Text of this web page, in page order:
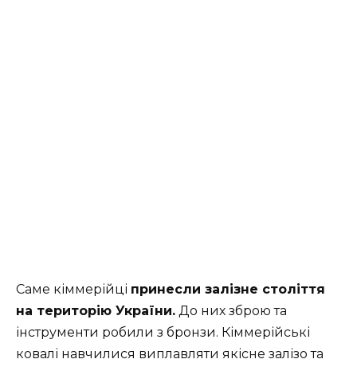
Саме кіммерійці принесли залізне століття
на територію України. До них зброю та
інструменти робили з бронзи. Кіммерійські
ковалі навчилися виплавляти якісне залізо та